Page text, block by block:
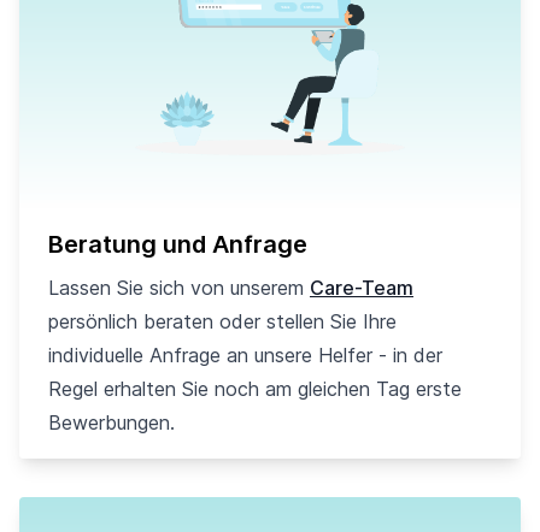
Beratung und Anfrage
Lassen Sie sich von unserem Care-Team
persönlich beraten oder stellen Sie Ihre
individuelle Anfrage an unsere Helfer - in der
Regel erhalten Sie noch am gleichen Tag erste
Bewerbungen.